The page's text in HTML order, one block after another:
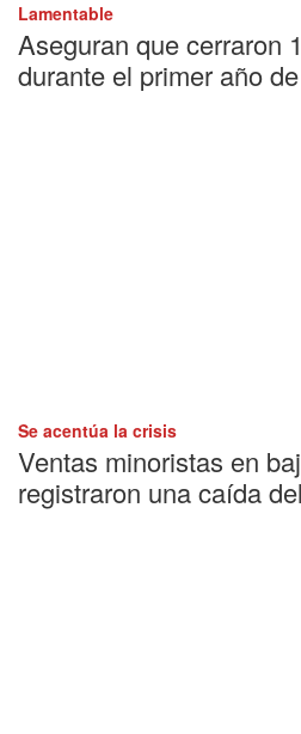
Lamentable
Aseguran que cerraron
durante el primer año
Se acentúa la crisis
Ventas minoristas en
registraron una caída